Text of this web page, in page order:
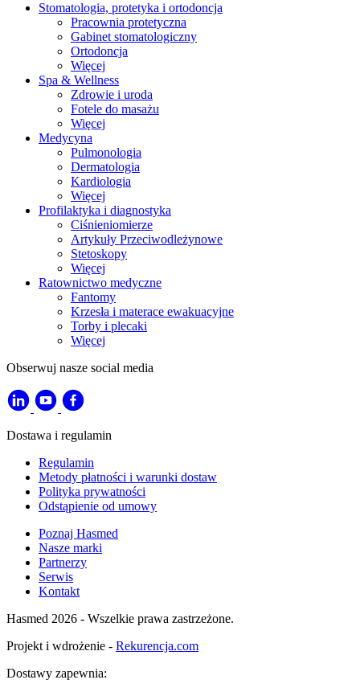
Stomatologia, protetyka i ortodoncja
Pracownia protetyczna
Gabinet stomatologiczny
Ortodoncja
Więcej
Spa & Wellness
Zdrowie i uroda
Fotele do masażu
Więcej
Medycyna
Pulmonologia
Dermatologia
Kardiologia
Więcej
Profilaktyka i diagnostyka
Ciśnieniomierze
Artykuły Przeciwodleżynowe
Stetoskopy
Więcej
Ratownictwo medyczne
Fantomy
Krzesła i materace ewakuacyjne
Torby i plecaki
Więcej
Obserwuj nasze social media
Dostawa i regulamin
Regulamin
Metody płatności i warunki dostaw
Polityka prywatności
Odstąpienie od umowy
Poznaj Hasmed
Nasze marki
Partnerzy
Serwis
Kontakt
Hasmed 2026 - Wszelkie prawa zastrzeżone.
Projekt i wdrożenie - Rekurencja.com
Dostawy zapewnia: